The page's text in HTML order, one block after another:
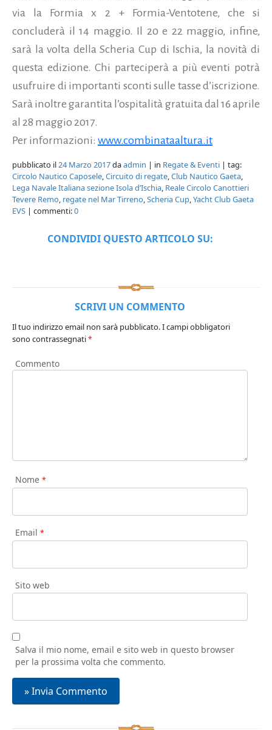
via la Formia x 2 + Formia-Ventotene, che si
concluderà il 14 maggio. Il 20 e 22 maggio, infine,
sarà la volta della Scheria Cup di Ischia, la novità di
questa edizione. Chi parteciperà a più eventi potrà
usufruire di importanti sconti sulle tasse d’iscrizione.
Sarà inoltre garantita l’ospitalità gratuita dal 16 aprile
al 28 maggio 2017.
Per informazioni: www.combinataaltura.it
pubblicato il24 Marzo 2017daadmin | in Regate & Eventi | tag:
Circolo Nautico Caposele,Circuito di regate,Club Nautico Gaeta,
Lega Navale Italiana sezione Isola d’Ischia, Reale Circolo Canottieri
Tevere Remo, regate nel Mar Tirreno,Scheria Cup,Yacht Club Gaeta
EVS | commenti:0
CONDIVIDI QUESTO ARTICOLO SU:
SCRIVI UN COMMENTO
Il tuo indirizzo email non sarà pubblicato.I campi obbligatori
sono contrassegnati*
Commento
Nome *
Email *
Sito web
Salva il mio nome, email e sito web in questo browser
per la prossima volta che commento.